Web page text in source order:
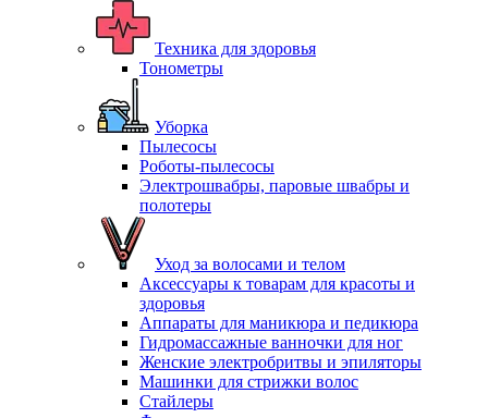
Техника для здоровья
Тонометры
Уборка
Пылесосы
Роботы-пылесосы
Электрошвабры, паровые швабры и
полотеры
Уход за волосами и телом
Аксессуары к товарам для красоты и
здоровья
Аппараты для маникюра и педикюра
Гидромассажные ванночки для ног
Женские электробритвы и эпиляторы
Машинки для стрижки волос
Стайлеры